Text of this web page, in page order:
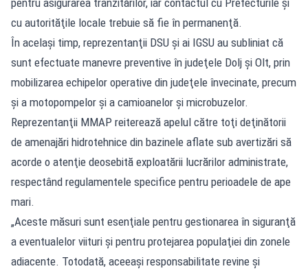
cu autorităţile locale trebuie să fie în permanenţă.
În acelaşi timp, reprezentanţii DSU şi ai IGSU au subliniat că
sunt efectuate manevre preventive în judeţele Dolj şi Olt, prin
mobilizarea echipelor operative din judeţele învecinate, precum
şi a motopompelor şi a camioanelor şi microbuzelor.
Reprezentanţii MMAP reiterează apelul către toţi deţinătorii
de amenajări hidrotehnice din bazinele aflate sub avertizări să
acorde o atenţie deosebită exploatării lucrărilor administrate,
respectând regulamentele specifice pentru perioadele de ape
mari.
„Aceste măsuri sunt esenţiale pentru gestionarea în siguranţă
a eventualelor viituri şi pentru protejarea populaţiei din zonele
adiacente. Totodată, aceeaşi responsabilitate revine şi